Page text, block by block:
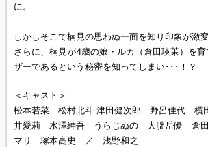
に。
しかしそこで楠見の思わぬ一面を知り印象が激変
さらに、楠見が4歳の娘・ルカ（倉田瑛茉）を
ザーであるという秘密を知ってしまい･･･！？
＜キャスト＞
松本若菜 松村北斗 津田健次郎 野呂佳代
井愛莉 水澤紳吾 うらじぬの 大朏岳優 倉
マリ 塚本高史 ／ 浅野和之